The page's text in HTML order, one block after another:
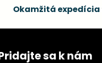
Okamžitá
sa k nám